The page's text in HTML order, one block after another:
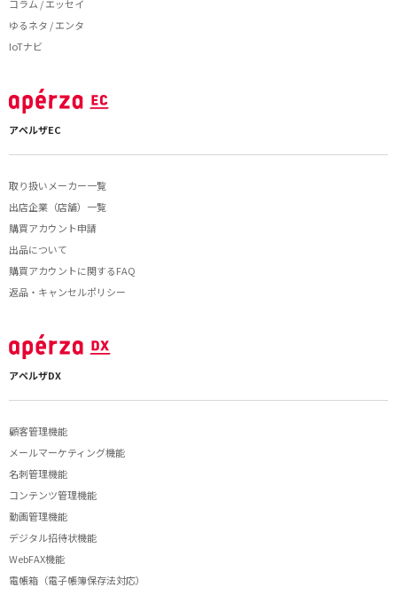
コラム / エッセイ
ゆるネタ / エンタ
IoTナビ
アペルザEC
取り扱いメーカー一覧
出店企業（店舗）一覧
購買アカウント申請
出品について
購買アカウントに関するFAQ
返品・キャンセルポリシー
アペルザDX
顧客管理機能
メールマーケティング機能
名刺管理機能
コンテンツ管理機能
動画管理機能
デジタル招待状機能
WebFAX機能
電帳箱（電子帳簿保存法対応）